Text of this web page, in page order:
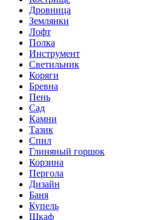
Дровница
Землянки
Лофт
Полка
Инструмент
Светильник
Коряги
Бревна
Пень
Сад
Камни
Тазик
Спил
Глиняный горшок
Корзина
Пергола
Дизайн
Баня
Купель
Шкаф